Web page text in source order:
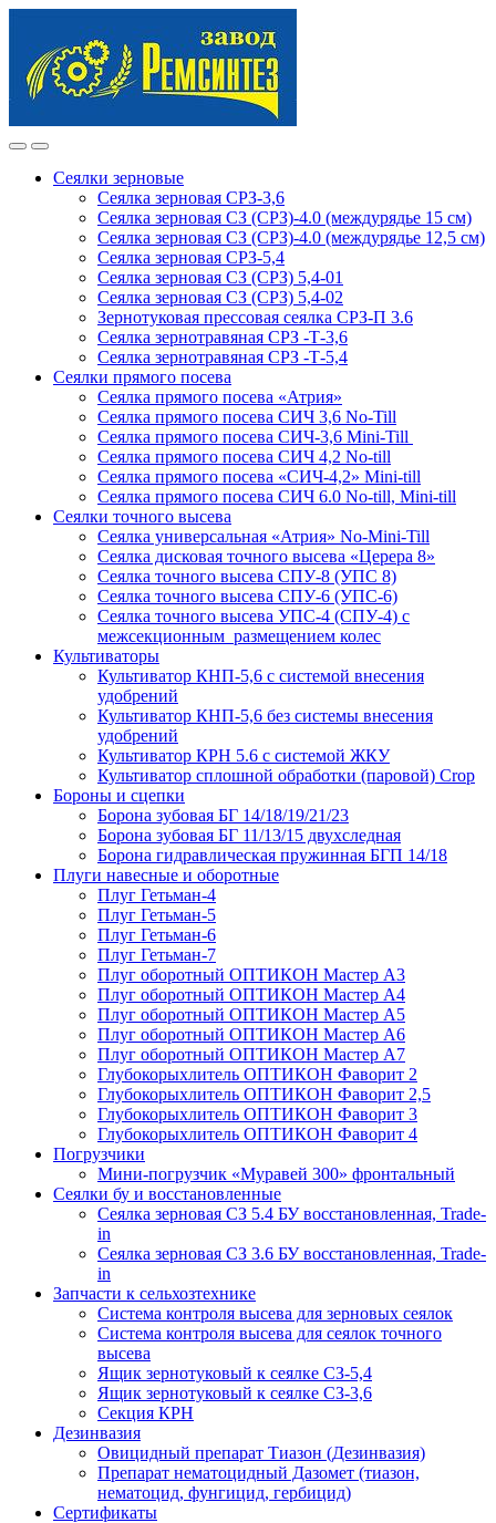
navigation
content
Сеялки зерновые
Сеялка зерновая СРЗ-3,6
Сеялка зерновая СЗ (СРЗ)-4.0 (междурядье 15 см)
Сеялка зерновая СЗ (СРЗ)-4.0 (междурядье 12,5 см)
Сеялка зерновая СРЗ-5,4
Сеялка зерновая СЗ (СРЗ) 5,4-01
Сеялка зерновая СЗ (СРЗ) 5,4-02
Зернотуковая прессовая сеялка СРЗ-П 3.6
Сеялка зернотравяная СРЗ -Т-3,6
Сеялка зернотравяная СРЗ -Т-5,4
Сеялки прямого посева
Сеялка прямого посева «Атрия»
Сеялка прямого посева СИЧ 3,6 No-Till
Сеялка прямого посева СИЧ-3,6 Mini-Till
Сеялка прямого посева СИЧ 4,2 No-till
Сеялка прямого посева «СИЧ-4,2» Mini-till
Сеялка прямого посева СИЧ 6.0 No-till, Mini-till
Сеялки точного высева
Сеялка универсальная «Атрия» No-Mini-Till
Сеялка дисковая точного высева «Церера 8»
Сеялка точного высева СПУ-8 (УПС 8)
Сеялка точного высева СПУ-6 (УПС-6)
Сеялка точного высева УПС-4 (СПУ-4) с
межсекционным размещением колес
Культиваторы
Культиватор КНП-5,6 с системой внесения
удобрений
Культиватор КНП-5,6 без системы внесения
удобрений
Культиватор КРН 5.6 с системой ЖКУ
Культиватор сплошной обработки (паровой) Crop
Бороны и сцепки
Борона зубовая БГ 14/18/19/21/23
Борона зубовая БГ 11/13/15 двухследная
Борона гидравлическая пружинная БГП 14/18
Плуги навесные и оборотные
Плуг Гетьман-4
Плуг Гетьман-5
Плуг Гетьман-6
Плуг Гетьман-7
Плуг оборотный ОПТИКОН Мастер А3
Плуг оборотный ОПТИКОН Мастер А4
Плуг оборотный ОПТИКОН Мастер А5
Плуг оборотный ОПТИКОН Мастер А6
Плуг оборотный ОПТИКОН Мастер А7
Глубокорыхлитель ОПТИКОН Фаворит 2
Глубокорыхлитель ОПТИКОН Фаворит 2,5
Глубокорыхлитель ОПТИКОН Фаворит 3
Глубокорыхлитель ОПТИКОН Фаворит 4
Погрузчики
Мини-погрузчик «Муравей 300» фронтальный
Сеялки бу и восстановленные
Сеялка зерновая СЗ 5.4 БУ восстановленная, Trade-
in
Сеялка зерновая СЗ 3.6 БУ восстановленная, Trade-
in
Запчасти к сельхозтехнике
Система контроля высева для зерновых сеялок
Система контроля высева для сеялок точного
высева
Ящик зернотуковый к сеялке СЗ-5,4
Ящик зернотуковый к сеялке СЗ-3,6
Секция КРН
Дезинвазия
Овицидный препарат Тиазон (Дезинвазия)
Препарат нематоцидный Дазомет (тиазон,
нематоцид, фунгицид, гербицид)
Сертификаты